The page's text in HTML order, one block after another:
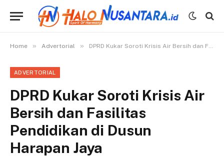
Home » Advertorial » DPRD Kukar Soroti Krisis Air Bersih dan Fasilitas Pendidikan di Dusun Harapan Jaya
ADVERTORIAL
DPRD Kukar Soroti Krisis Air
Bersih dan Fasilitas
Pendidikan di Dusun
Harapan Jaya